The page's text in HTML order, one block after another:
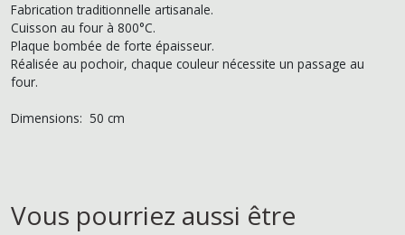
Fabrication traditionnelle artisanale.
Cuisson au four à 800°C.
Plaque bombée de forte épaisseur.
Réalisée au pochoir, chaque couleur nécessite un passage au
four.
Dimensions: 50 cm
Vous pourriez aussi être